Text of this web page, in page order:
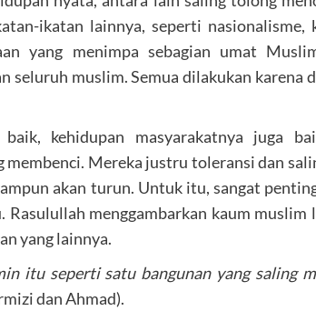
ikatan lainnya, seperti nasionalisme,
yang menimpa sebagian umat
seluruh muslim. Semua dilakukan karena
baik, kehidupan masyarakatnya juga
membenci. Mereka justru toleransi dan
akan turun. Untuk itu, sangat
Rasulullah menggambarkan kaum muslim
yang lainnya.
itu seperti satu bangunan yang saling
dan Ahmad).